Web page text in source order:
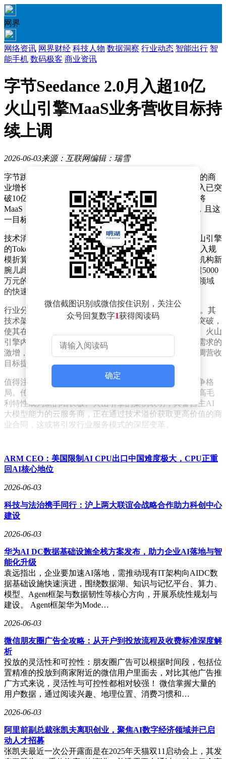
网界
网络资讯 网界财经 科技人物 数据洞察 行业动态 智能出行 智
能手机 数码极客 商业资讯
字节Seedance 2.0月入超10亿
火山引擎MaaS业务营收目标持
续上调
2026-06-03来源：互联网编辑：瑞雪
字节跳动旗下视频生成模型Seedance 2.0近期展现出强劲的商
业增长势头。据行业媒体智能涌现披露，该模型单月收入已突
破10亿元人民币大关，其爆发式增长直接推动火山引擎将
MaaS（模型即服务）业务年度营收目标上调至150亿元，且这
一目标仍在以月度为单位持续上修。
技术消费端的动态印证了市场热度。消息人士透露，火山引擎
的Token日均消耗量维持着近40%的月度增速，按当前收入规
模折算，日均消耗金额约3333万元。这一数据与第三方机构新
腕儿此前报道的AI短剧行业日消耗2亿元、工具类收入超5000
万元的规模形成相互印证，凸显出生成式AI技术在商业领域
的快速渗透。
行业分析师指出，Seedance 2.0的收入增长并非短期现象。其
技术架构在多模态交互、视频生成效率等核心指标上的突破，
使其在广告营销、内容创作等场景中展现出不可替代性。火山
引擎内部人士透露，随着企业级客户对定制化视频生成需求的
激增，模型调用量正呈现指数级上升趋势，这为持续上调营收
目标提供了底层支撑。
值得注意的是，这种增长模式正在重塑云计算市场的竞争格
局。传统IaaS服务增长放缓的背景下，MaaS业务凭借其高毛
利特性成为新的增长极。火山引擎的案例表明，具备自主AI
大模型能力的云服务商，正在通过技术溢价获取更高价值的商
业合同，这或将引发行业服务模式的深层变革。
微信截图识别或微信按住识别，关注公
众号回复数字1获得阅读码
确定
ARM CEO：美国限制AI CPU出口中国难度极大，CPU正重
回AI核心地位
2026-06-03
科技与法治携手同行：沪上两大联谊会战略合作助力科创中心
建设
2026-06-03
华为AI DC数据基础设施全栈方案发布，助力企业AI落地与智
能化升级
袁远指出，企业要加速AI落地，需推动现有IT架构向AIDC数
据基础设施快速演进，围绕数据湖、知识与记忆平台、算力、
模型、Agent框架与数据韧性等核心方向，开展系统性规划与
建设。 Agent框架华为Mode…
2026-06-03
微信朋友圈广告全攻略：从开户到投放流程及收费标准深度解
析
投放的灵活性和可控性：朋友圈广告可以根据时间段，包括位
置精准的投放到商家附近的微信用户里面去，对比其他广告推
广方式来说，灵活性与可控性都相对较强！ 微信掌握大量的
用户数据，通过阅读兴趣、地理位置、消费习惯和…
2026-06-03
阿里前副总裁张凯夫离职创业，聚焦AI数字经济领域并已启
动人才招募
张凯夫最近一次公开露面是在2025年天猫双11启动会上，其发